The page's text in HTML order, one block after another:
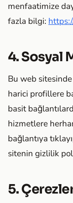
menfaatimize
fazla bilgi:
4. Sosyal
Bu web
harici profillere
basit
hizmetlere
bağlantıya
sitenin gizlilik
5.